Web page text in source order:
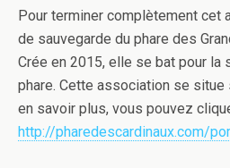
Pour terminer complètement cet
de sauvegarde du phare des
Crée en 2015, elle se bat pour la
phare. Cette association se situe
en savoir plus, vous pouvez
http://pharedescardinaux.com/